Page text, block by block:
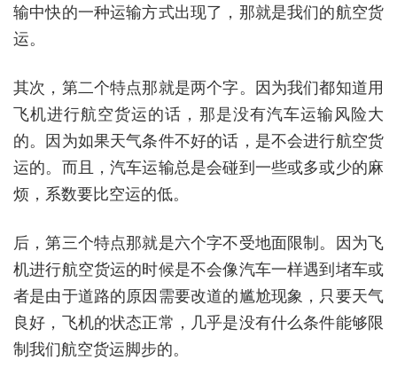
输中快的一种运输方式出现了，那就是我们的航空货
运。
其次，第二个特点那就是两个字。因为我们都知道用
飞机进行航空货运的话，那是没有汽车运输风险大
的。因为如果天气条件不好的话，是不会进行航空货
运的。而且，汽车运输总是会碰到一些或多或少的麻
烦，系数要比空运的低。
后，第三个特点那就是六个字不受地面限制。因为飞
机进行航空货运的时候是不会像汽车一样遇到堵车或
者是由于道路的原因需要改道的尴尬现象，只要天气
良好，飞机的状态正常，几乎是没有什么条件能够限
制我们航空货运脚步的。